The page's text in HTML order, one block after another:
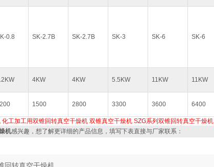
0.8 SK-2.7B SK-2.7B SK-3 SK-6 SK-6
4KW 4KW 5.5KW 11KW 11KW
1500 2800 3300 3600 6400
化工加工用双锥回转真空干燥机 双锥真空干燥机 SZG系列双锥回转真空干燥机
机感兴趣，想了解更详细的产品信息，填写下表直接与厂家联系：